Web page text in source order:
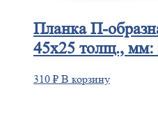
ПланкаП-
45х25 толщ.,
310 ₽ В корзину